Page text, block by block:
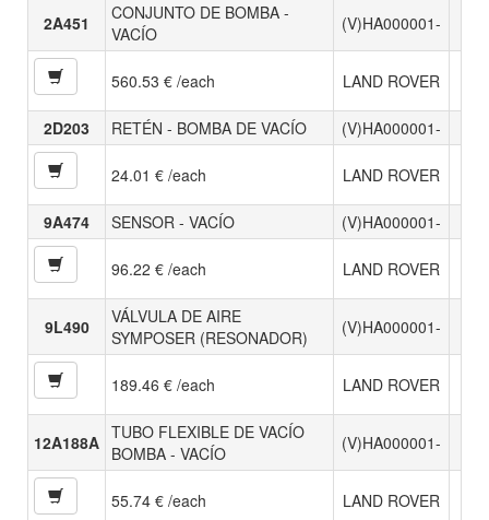
2A451
CONJUNTO DE BOMBA -
VACÍO
(V)HA000001-
560.53 € /each LAND ROVER
2D203 RETÉN - BOMBA DE VACÍO (V)HA000001-
24.01 € /each LAND ROVER
9A474 SENSOR - VACÍO (V)HA000001-
96.22 € /each LAND ROVER
9L490
VÁLVULA DE AIRE
SYMPOSER (RESONADOR)
(V)HA000001-
189.46 € /each LAND ROVER
12A188A TUBO FLEXIBLE DE VACÍO
BOMBA - VACÍO
(V)HA000001-
55.74 € /each LAND ROVER